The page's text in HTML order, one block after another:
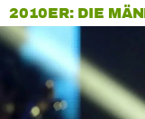
2010ER: DIE